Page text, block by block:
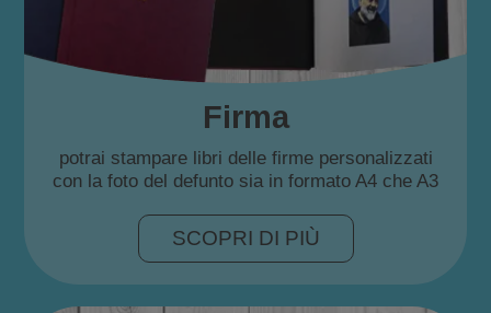
Firma
potrai stampare libri delle firme personalizzati
con la foto del defunto sia in formato A4 che A3
SCOPRI DI PIÙ